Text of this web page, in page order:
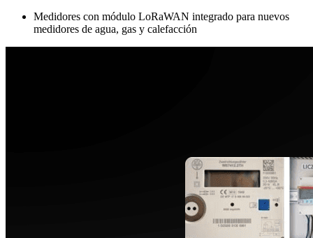
Medidores con módulo LoRaWAN integrado para nuevos
medidores de agua, gas y calefacción